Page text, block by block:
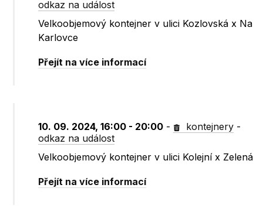
odkaz na událost
Velkoobjemový kontejner v ulici Kozlovská x Na
Karlovce
Přejít na více informací
10. 09. 2024, 16:00 - 20:00 - kontejnery -
odkaz na událost
Velkoobjemový kontejner v ulici Kolejní x Zelená
Přejít na více informací